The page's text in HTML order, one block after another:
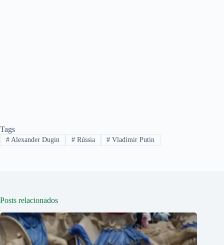
Tags
#Alexander Dugin #Rússia # Vladimir Putin
Posts relacionados